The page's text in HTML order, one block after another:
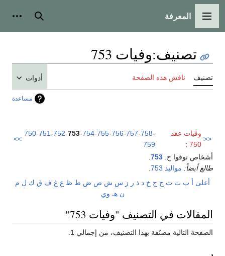
القائمة الرئيسية
المعرفة بحث
تصنيف:وفيات 753
تصنيف ناقش هذه الصفحة أدوات
مساعدة
<<
وفيات عقد
750
:
750-751-752-753-754-755-756-757-758-
759
>>
أشخاص توفوا ح. 753
طالع أيضاً: مواليد 753
أعلى أ ب ت ث ج ح خ د ذ ر ز س ش ص ض ط ظ ع غ ف ق ك ل م
ن هـ وي
المقالات في التصنيف "وفيات 753"
الصفحة التالية مصنّفة بهذا التصنيف، من إجمالي 1.